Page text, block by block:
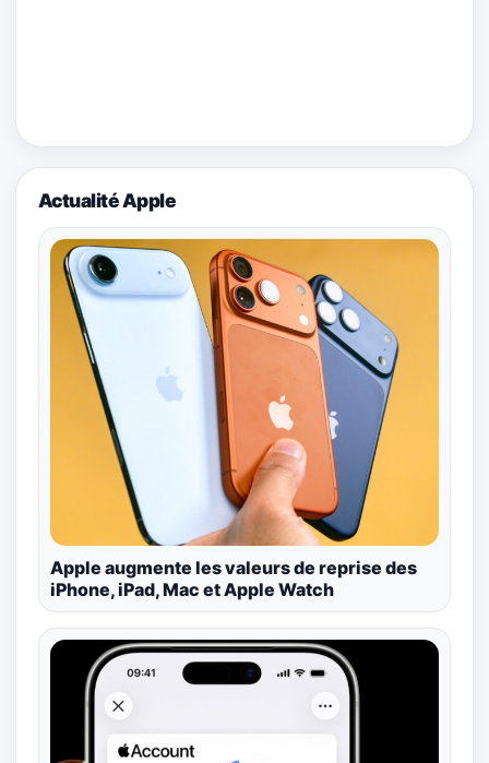
Actualité Apple
Apple augmente les valeurs de reprise des
iPhone, iPad, Mac et Apple Watch